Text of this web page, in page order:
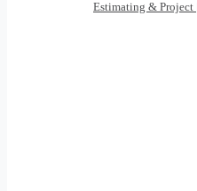
مدیریت پروژه و متره برآورد | Estimating & Project